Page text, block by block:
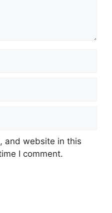
and website in this
I comment.